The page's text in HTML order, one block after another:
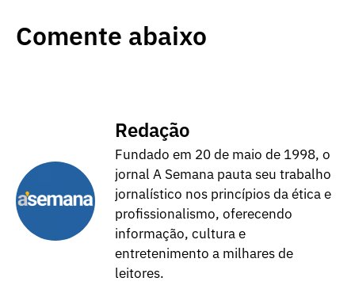
Comente abaixo
Redação
Fundado em 20 de maio de 1998, o
jornal A Semana pauta seu trabalho
jornalístico nos princípios da ética e
profissionalismo, oferecendo
informação, cultura e
entretenimento a milhares de
leitores.